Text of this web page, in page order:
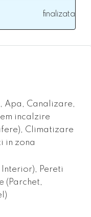
finalizata
Apa, Canalizare,
incalzire
Climatizare
in zona
Pereti
(Parchet,